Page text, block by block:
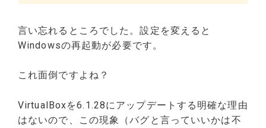
言い忘れるところでした。設定を変えると
Windowsの再起動が必要です。
これ面倒ですよね？
VirtualBoxを6.1.28にアップデートする明確な理由
はないので、この現象（バグと言っていいかは不